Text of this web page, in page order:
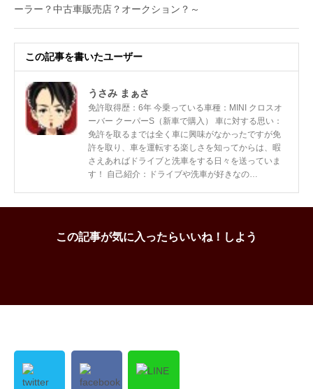
この記事を書いたユーザー
うさみ まぁさ
免許取得歴：6年 今乗っている車種：MINI クロスオ
ーバー クーパーS（新車で購入） 車に対する思い：
免許を取るまでは全く車に興味がなかったですが免
許を取り、車を運転する楽しさを知ってからは、暇
さえあればドライブと洗車をする日々を送っていま
す！ 自己紹介：ドライブや洗車が好きなの…
この記事が気に入ったらいいね！しよう